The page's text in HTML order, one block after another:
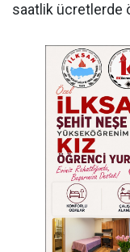
saatlik ücretlerde